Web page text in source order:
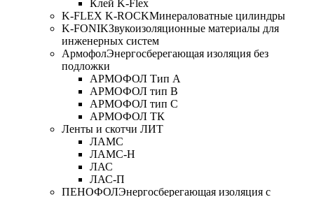
Клей K-Flex
K-FLEX K-ROCKМинераловатные цилиндры
K-FONIKЗвукоизоляционные материалы для
инженерных систем
АрмофолЭнергосберегающая изоляция без
подложки
АРМОФОЛ Тип А
АРМОФОЛ тип В
АРМОФОЛ тип C
АРМОФОЛ ТК
Ленты и скотчи ЛИТ
ЛАМС
ЛАМС-Н
ЛАС
ЛАС-П
ПЕНОФОЛЭнергосберегающая изоляция с